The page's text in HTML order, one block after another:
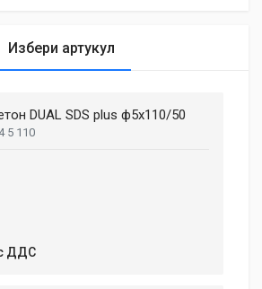
Избери артукул
lectus. Vivamus commodo scelerisque
DUAL SDS plus ф5x110/50
5 110
ДДС